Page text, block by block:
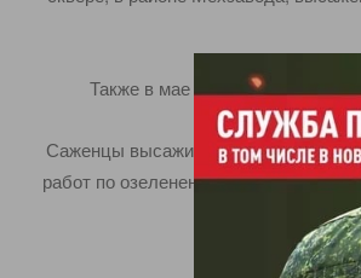
Также в мае планируется
Саженцы высаживают с
работ по озеленению, ГКП